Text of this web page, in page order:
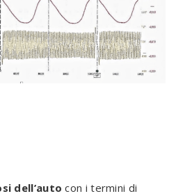
dell’auto con i termini di